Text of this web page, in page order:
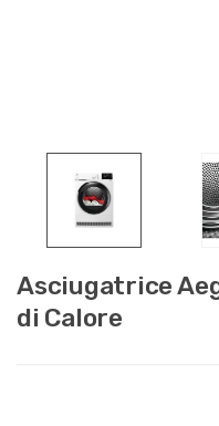
Asciugatrice
di Calore